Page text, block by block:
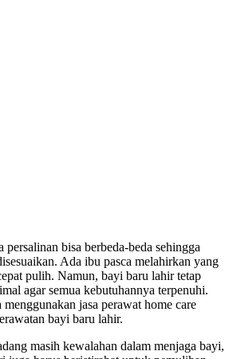
bisa berbeda-beda sehingga
Ada ibu pasca melahirkan yang
pulih. Namun, bayi baru lahir tetap
agar semua kebutuhannya terpenuhi.
jasa perawat home care
bayi baru lahir.
masih kewalahan dalam menjaga bayi,